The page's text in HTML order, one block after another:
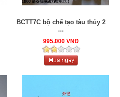
BCTT7C bộ chế tạo tàu thủy 2
...
995.000 VNĐ